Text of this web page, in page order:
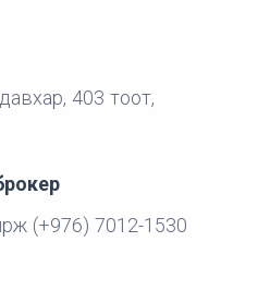
403 тоот,
(+976) 7012-1530